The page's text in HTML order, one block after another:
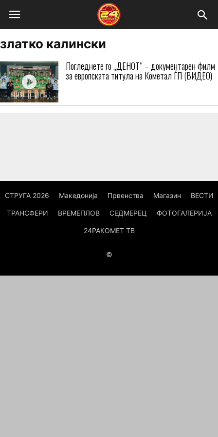
златко калински
Погледнете го „ДЕНОТ“ – документарен филм
за европската титула на Кометал ЃП (ВИДЕО)
СТРУГА 2026 Македонија Првенства Магазин ВЕСТИ
ТРАНСФЕРИ ВРЕМЕПЛОВ СЕДМЕРЕЦ ФОТОГАЛЕРИЈА
24РАКОМЕТ ТВ
©